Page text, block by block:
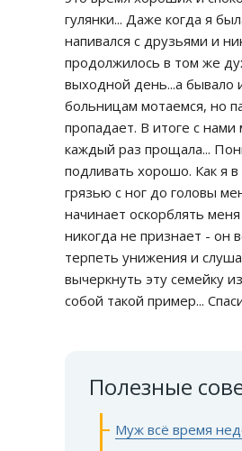
гулянки... Даже когда я
напивался с друзьями и
продолжилось в том же
выходной день...а бывало
больницам мотаемся, но
пропадает. В итоге с
каждый раз прощала...
подливать хорошо. Как я
грязью с ног до головы
начинает оскорблять
никогда не признает - он
терпеть унижения и
вычеркнуть эту семейку
собой такой пример...
Полезные
Муж всё время